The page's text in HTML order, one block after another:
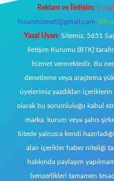
Reklam ve İletişim: E-
forumhizmeti@gmail.com
Yasal Uyarı: Sitemiz, 5651
İletişim Kurumu (BTK)
hizmet vermektedir. Bu
denetleme veya araştırma
üyelerimiz yazdıkları
olarak bu sorumluluğu kabul
marka, kurum veya şahıs
Sitede yalnızca kendi
alan içerikler haber niteliği
hakkında paylaşım
benzerlikleri tamamen